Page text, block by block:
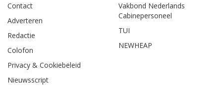
Contact
Adverteren
Redactie
Colofon
Privacy & Cookiebeleid
Nieuwsscript
Vakbond Nederlands
Cabinepersoneel
TUI
NEWHEAP